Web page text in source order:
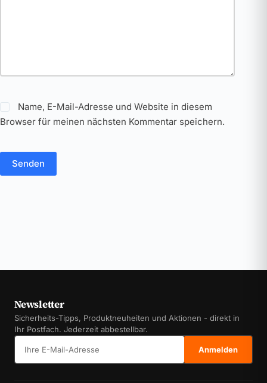
Name, E-Mail-Adresse und Website in diesem
Browser für meinen nächsten Kommentar speichern.
Senden
Newsletter
Sicherheits-Tipps, Produktneuheiten und Aktionen - direkt in
Ihr Postfach. Jederzeit abbestellbar.
Anmelden